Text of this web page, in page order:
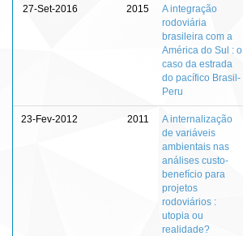
27-Set-2016 2015
A integração
rodoviária
brasileira com a
América do Sul : o
caso da estrada
do pacífico Brasil-
Peru
23-Fev-2012 2011
A internalização
de variáveis
ambientais nas
análises custo-
benefício para
projetos
rodoviários :
utopia ou
realidade?